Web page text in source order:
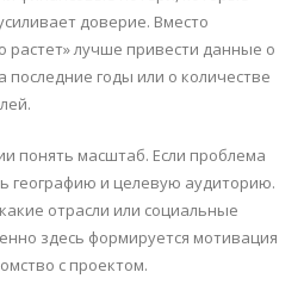
доверие. Вместо
растет» лучше привести данные о
последние годы или о количестве
понять масштаб. Если проблема
географию и целевую аудиторию.
отрасли или социальные
здесь формируется мотивация
с проектом.